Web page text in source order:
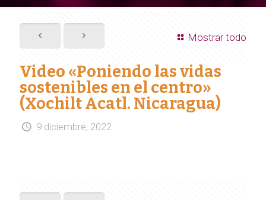
Mostrar todo
Video «Poniendo las vidas
sostenibles en el centro»
(Xochilt Acatl. Nicaragua)
9 diciembre, 2022